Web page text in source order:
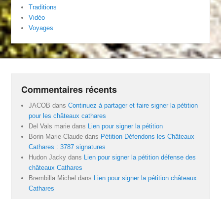
Traditions
Vidéo
Voyages
Commentaires récents
JACOB dansContinuez à partager et faire signer la pétition
pour les châteaux cathares
Del Vals marie dans Lien pour signer la pétition
Borin Marie-Claude dans Pétition Défendons les Châteaux
Cathares : 3787 signatures
Hudon Jacky dans Lien pour signer la pétition défense des
châteaux Cathares
Brembilla Michel dans Lien pour signer la pétition châteaux
Cathares